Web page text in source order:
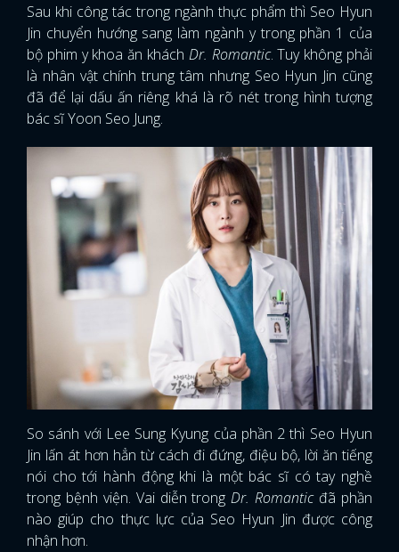
Sau khi công tác trong ngành thực phẩm thì Seo Hyun
Jin chuyển hướng sang làm ngành y trong phần 1 của
bộ phim y khoa ăn khách Dr. Romantic. Tuy không phải
là nhân vật chính trung tâm nhưng Seo Hyun Jin cũng
đã để lại dấu ấn riêng khá là rõ nét trong hình tượng
bác sĩ Yoon Seo Jung.
So sánh với Lee Sung Kyung của phần 2 thì Seo Hyun
Jin lấn át hơn hẳn từ cách đi đứng, điệu bộ, lời ăn tiếng
nói cho tới hành động khi là một bác sĩ có tay nghề
trong bệnh viện. Vai diễn trongDr. Romanticđã phần
nào giúp cho thực lực của Seo Hyun Jin được công
nhận hơn.